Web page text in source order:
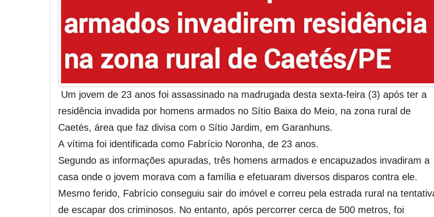
Um jovem de 23 anos foi assassinado na madrugada desta sexta-feira (3) após ter a
residência invadida por homens armados no Sítio Baixa do Meio, na zona rural de
Caetés, área que faz divisa com o Sítio Jardim, em Garanhuns.
A vítima foi identificada como Fabrício Noronha, de 23 anos.
Segundo as informações apuradas, três homens armados e encapuzados invadiram a
casa onde o jovem morava com a família e efetuaram diversos disparos contra ele.
Mesmo ferido, Fabrício conseguiu sair do imóvel e correu pela estrada rural na
de escapar dos criminosos. No entanto, após percorrer cerca de 500 metros, foi